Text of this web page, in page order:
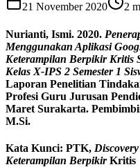
21 November 2020 2
Nurianti, Ismi. 2020.
Menggunakan Aplikasi
Keterampilan Berpikir Kritis
Kelas X-IPS 2 Semester 1
Laporan Penelitian
Profesi Guru Jurusan
Maret Surakarta.
M.Si.
Kata Kunci: PTK,
Keterampilan BerpikirKritis